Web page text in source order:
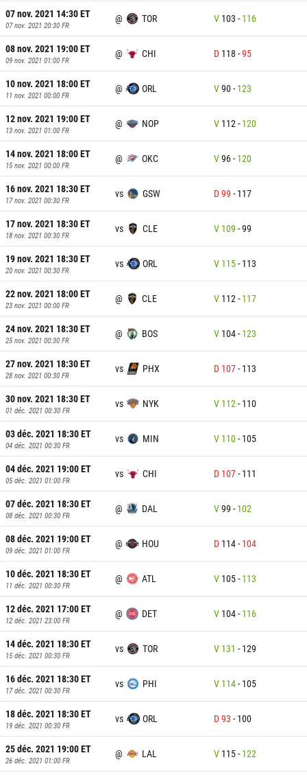
07 nov. 2021 14:30ET
07 nov. 2021 20:30 FR
@ TOR V 103 - 116
08 nov. 2021 19:00ET
09 nov. 2021 01:00 FR
@ CHI D 118 -95
10 nov. 2021 18:00ET
11 nov. 2021 00:00 FR
@ ORL V90- 123
12 nov. 2021 19:00ET
13 nov. 2021 01:00 FR
@ NOP V 112- 120
14 nov. 2021 18:00ET
15 nov. 2021 00:00 FR
@ OKC V96- 120
16 nov. 2021 18:30ET
17 nov. 2021 00:30 FR
vs GSW D 99 - 117
17 nov. 2021 18:30ET
18 nov. 2021 00:30 FR
vs CLE V 109 -99
19 nov. 2021 18:30ET
20 nov. 2021 00:30 FR
vs ORL V 115- 113
22 nov. 2021 18:00ET
23 nov. 2021 00:00 FR
@ CLE V 112- 117
24 nov. 2021 18:30ET
25 nov. 2021 00:30 FR
@ BOS V 104- 123
27 nov. 2021 18:30ET
28 nov. 2021 00:30 FR
vs PHX D 107- 113
30 nov. 2021 18:30ET
01 déc. 2021 00:30 FR
vs NYK V 112- 110
03 déc. 2021 18:30ET
04 déc. 2021 00:30 FR
vs MIN V 110- 105
04 déc. 2021 19:00ET
05 déc. 2021 01:00 FR
vs CHI D 107- 111
07 déc. 2021 18:30ET
08 déc. 2021 00:30 FR
@ DAL V99 - 102
08 déc. 2021 19:00ET
09 déc. 2021 01:00 FR
@ HOU D 114- 104
10 déc. 2021 18:30ET
11 déc. 2021 00:30 FR
@ ATL V 105- 113
12 déc. 2021 17:00ET
12 déc. 2021 23:00 FR
@ DET V 104- 116
14 déc. 2021 18:30ET
15 déc. 2021 00:30 FR
vs TOR V 131 - 129
16 déc. 2021 18:30ET
17 déc. 2021 00:30 FR
vs PHI V 114- 105
18 déc. 2021 18:30ET
19 déc. 2021 00:30 FR
vs ORL D 93 - 100
25 déc. 2021 19:00ET
26 déc. 2021 01:00 FR
@ LAL V 115- 122